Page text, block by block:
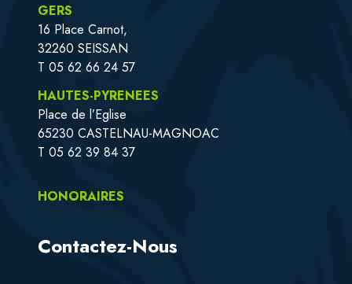
GERS
16 Place Carnot,
32260 SEISSAN
T 05 62 66 24 57
HAUTES-PYRENEES
Place de l’Eglise
65230 CASTELNAU-MAGNOAC
T 05 62 39 84 37
HONORAIRES
Contactez-Nous